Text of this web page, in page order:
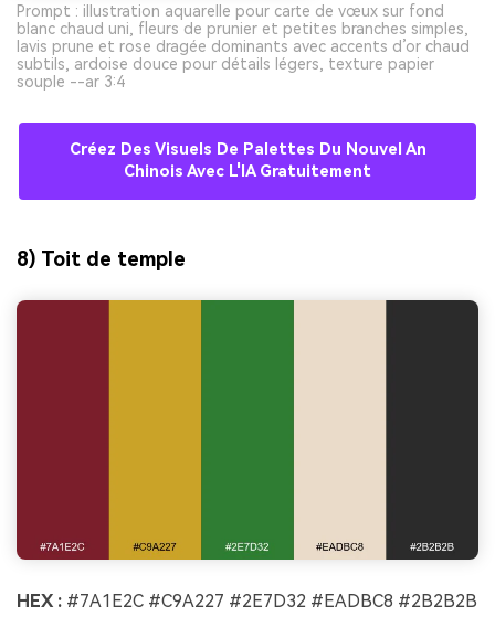
Prompt : illustration aquarelle pour carte de vœux sur fond
blanc chaud uni, fleurs de prunier et petites branches simples,
lavis prune et rose dragée dominants avec accents d’or chaud
subtils, ardoise douce pour détails légers, texture papier
souple --ar 3:4
Créez Des Visuels De Palettes Du Nouvel An
Chinois Avec L'IA Gratuitement
8) Toit de temple
HEX : #7A1E2C #C9A227 #2E7D32 #EADBC8 #2B2B2B